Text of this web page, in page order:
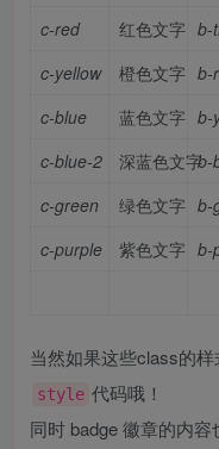
c-red
红色文字 b-
c-yellow
橙色文字 b-
c-blue
蓝色文字 b-
c-blue-2
深蓝色文字b-
c-green
绿色文字 b-
c-purple
紫色文字 b-
当然如果这些class的
style 代码哦！
同时 badge 徽章的内